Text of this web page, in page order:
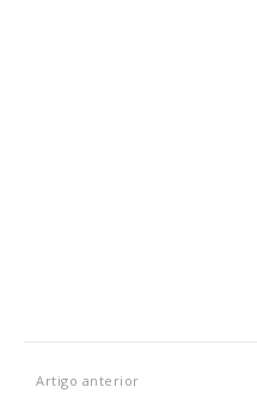
Artigo anterior